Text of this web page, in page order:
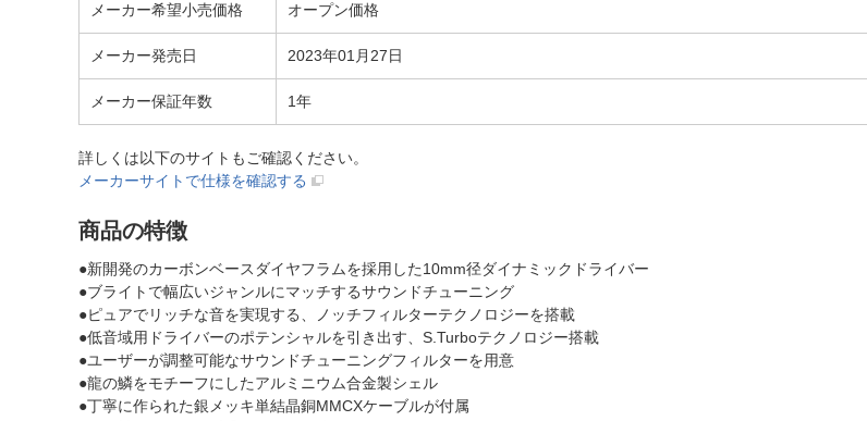
メーカー希望小売価格 オープン価格
メーカー発売日 2023年01月27日
メーカー保証年数 1年
詳しくは以下のサイトもご確認ください。
メーカーサイトで仕様を確認する
商品の特徴
●新開発のカーボンベースダイヤフラムを採用した10mm径ダイナミックドライバー
●ブライトで幅広いジャンルにマッチするサウンドチューニング
●ピュアでリッチな音を実現する、ノッチフィルターテクノロジーを搭載
●低音域用ドライバーのポテンシャルを引き出す、S.Turboテクノロジー搭載
●ユーザーが調整可能なサウンドチューニングフィルターを用意
●龍の鱗をモチーフにしたアルミニウム合金製シェル
●丁寧に作られた銀メッキ単結晶銅MMCXケーブルが付属